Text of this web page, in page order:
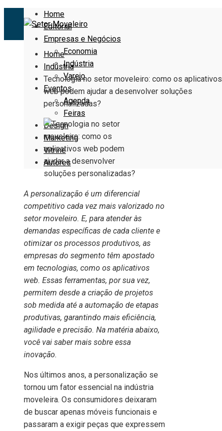
Home
Editorial
Empresas e Negócios
Economia
Indústria
Varejo
Eventos
Agenda
Feiras
Design
Marketing
Vitrine
Autores
Home
Indústria
Tecnologia no setor moveleiro: como os aplicativos
web podem ajudar a desenvolver soluções
personalizadas?
A personalização é um diferencial
competitivo cada vez mais valorizado no
setor moveleiro. E, para atender às
demandas específicas de cada cliente e
otimizar os processos produtivos, as
empresas do segmento têm apostado
em tecnologias, como os aplicativos
web. Essas ferramentas, por sua vez,
permitem desde a criação de projetos
sob medida até a automação de etapas
produtivas, garantindo mais eficiência,
agilidade e precisão. Na matéria abaixo,
você vai saber mais sobre essa
inovação.
Nos últimos anos, a personalização se
tornou um fator essencial na indústria
moveleira. Os consumidores deixaram
de buscar apenas móveis funcionais e
passaram a exigir peças que expressem